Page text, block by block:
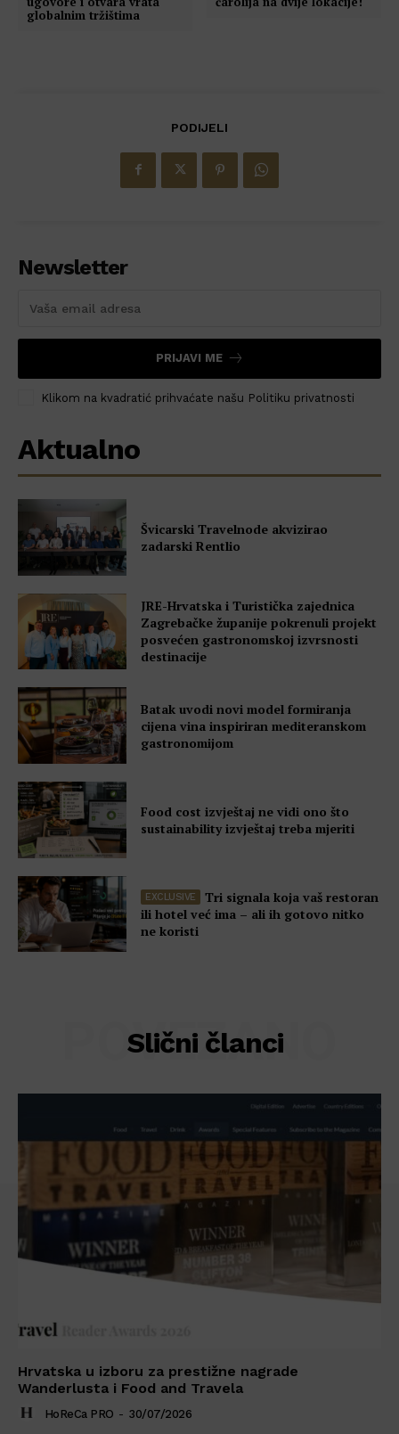
globalnim tržištima
PODIJELI
Newsletter
PRIJAVI ME
Klikom na kvadratić prihvaćate našu Politiku privatnosti
Aktualno
Švicarski Travelnode akvizirao
zadarski Rentlio
JRE-Hrvatska i Turistička zajednica
Zagrebačke županije pokrenuli projekt
posvećen gastronomskoj izvrsnosti
destinacije
Batak uvodi novi model formiranja
cijena vina inspiriran mediteranskom
gastronomijom
Food cost izvještaj ne vidi ono što
sustainability izvještaj treba mjeriti
Tri signala koja vaš restoran
ili hotel već ima – ali ih gotovo nitko
ne koristi
Slični članci
POVEZANO
Hrvatska u izboru za prestižne nagrade
Wanderlusta i Food and Travela
HoReCa PRO - 30/07/2026